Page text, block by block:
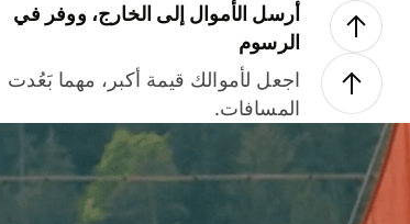
أرسل الأموال إلى الخارج، ووفر في
الرسوم
اجعل لأموالك قيمة أكبر، مهما بَعُدت
المسافات.